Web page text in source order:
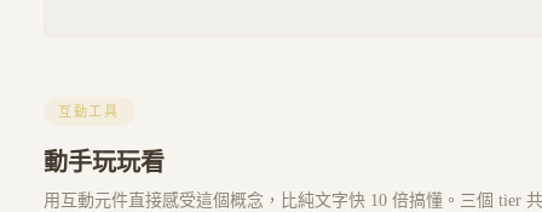
互動工具
動手玩玩看
用互動元件直接感受這個概念，比純文字快 10 倍搞懂。三個 tier